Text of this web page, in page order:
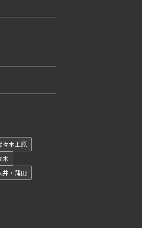
々木上原
木
井・蒲田